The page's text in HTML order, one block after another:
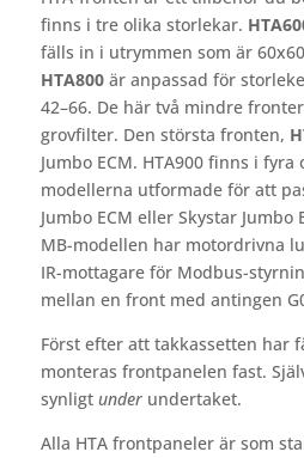
finns i tre olika storlekar.
fälls in i utrymmen som är
HTA800är anpassad för
42–66. De här två mindre
grovfilter. Den största fronten,
Jumbo ECM. HTA900 finns i
modellerna utformade för att
Jumbo ECM eller Skystar
MB-modellen har motordrivna
IR-mottagare för Modbus-
mellan en front med antingen
Först efter att takkassetten har
monteras frontpanelen fast.
synligt underundertaket.
Alla HTA frontpaneler är som